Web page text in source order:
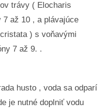
trávy ( Elocharis
až 10 , a plávajúce
) s voňavými
7 až 9. .
husto , voda sa odparí
je nutné doplniť vodu